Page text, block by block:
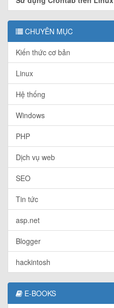
CHUYÊN MỤC
Kiến thức cơ bản
Linux
Hệ thống
Windows
PHP
Dịch vụ web
SEO
Tin tức
asp.net
Blogger
hackintosh
E-BOOKS